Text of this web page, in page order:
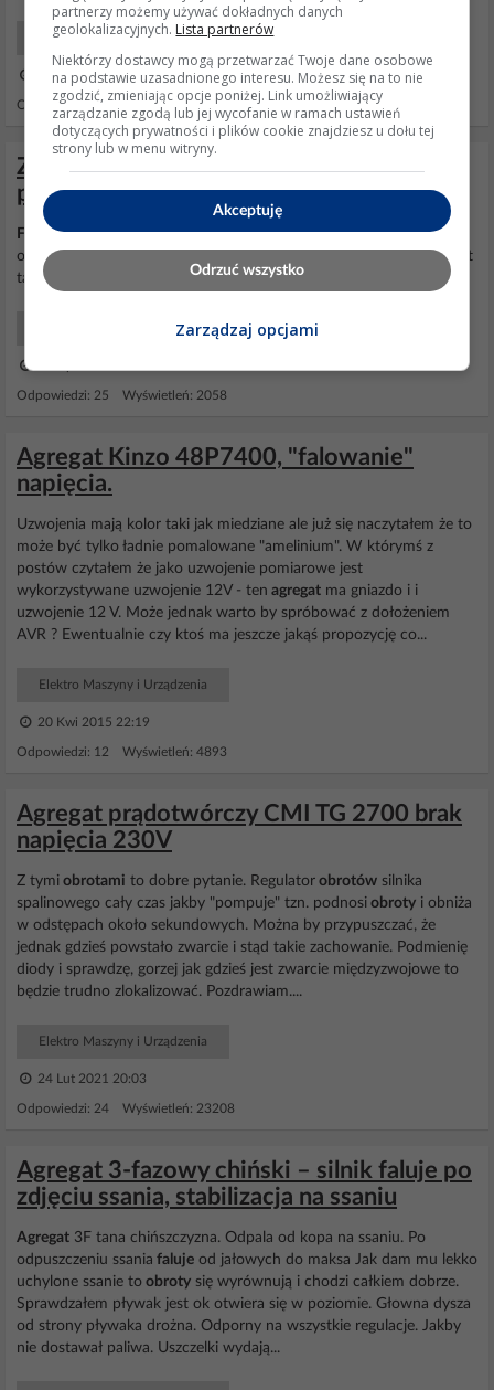
Elektro Maszyny i Urządzenia
13 Paź 2025 11:12
Odpowiedzi: 10 Wyświetleń: 537
Zasilanie hydroforu z agregatu
prądotwórczego 1500W
Falowanie1Hz to jest normalne bo tam prawdopodobnie jest
odśrodkowy regulator
silnika. Zasila silnik 600W to nie jest
tak źle.
Elektro Maszyny i Urządzenia
Odpowiedzi: 25 Wyświetleń: 2058
Agregat Kinzo 48P7400, "falowanie"
napięcia.
Uzwojenia mają kolor taki jak miedziane ale już się naczytałem że to
może być tylko ładnie pomalowane "amelinium". W którymś z
postów czytałem że jako uzwojenie pomiarowe jest
wykorzystywane uzwojenie 12V - ten agregat ma gniazdo i i
uzwojenie 12 V. Może jednak warto by spróbować z dołożeniem
AVR ? Ewentualnie czy ktoś ma jeszcze jakąś propozycję co...
Elektro Maszyny i Urządzenia
20 Kwi 2015 22:19
Odpowiedzi: 12 Wyświetleń: 4893
Agregat prądotwórczy CMI TG 2700 brak
napięcia 230V
Z tymi obrotami to dobre pytanie. Regulator obrotów silnika
spalinowego cały czas jakby "pompuje" tzn. podnosi obroty i obniża
w odstępach około sekundowych. Można by przypuszczać, że
jednak gdzieś powstało zwarcie i stąd takie zachowanie. Podmienię
diody i sprawdzę, gorzej jak gdzieś jest zwarcie międzyzwojowe to
będzie trudno zlokalizować. Pozdrawiam....
Elektro Maszyny i Urządzenia
24 Lut 2021 20:03
Odpowiedzi: 24 Wyświetleń: 23208
Agregat 3-fazowy chiński – silnik faluje po
zdjęciu ssania, stabilizacja na ssaniu
Agregat 3F tana chińszczyzna. Odpala od kopa na ssaniu. Po
odpuszczeniu ssania faluje od jałowych do maksa Jak dam mu lekko
uchylone ssanie to obroty się wyrównują i chodzi całkiem dobrze.
Sprawdzałem pływak jest ok otwiera się w poziomie. Głowna dysza
od strony pływaka drożna. Odporny na wszystkie regulacje. Jakby
nie dostawał paliwa. Uszczelki wydają...
partnerzy możemy używać dokładnych danych
geolokalizacyjnych. Lista partnerów
Niektórzy dostawcy mogą przetwarzać Twoje dane osobowe
na podstawie uzasadnionego interesu. Możesz się na to nie
zgodzić, zmieniając opcje poniżej. Link umożliwiający
zarządzanie zgodą lub jej wycofanie w ramach ustawień
dotyczących prywatności i plików cookie znajdziesz u dołu tej
strony lub w menu witryny.
Akceptuję
Odrzuć wszystko
Zarządzaj opcjami